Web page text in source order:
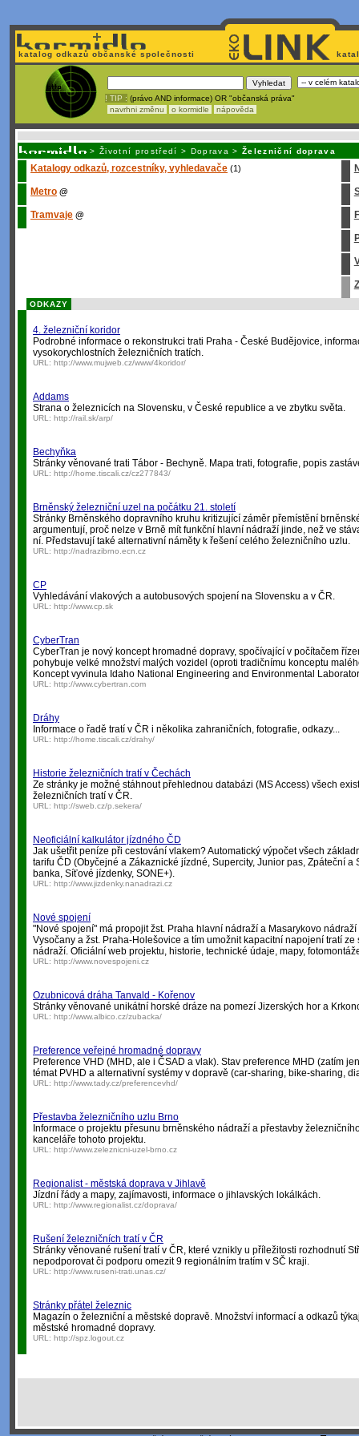
katalog odkazů občanské společnosti
! TIP : (právo AND informace) OR "občanská práva"
navrhni změnu
o kormidle nápověda
> Životní prostředí > Doprava >Železniční doprava
Katalogy odkazů, rozcestníky, vyhledavače (1)
Metro @
Tramvaje @
ODKAZY
4. železniční koridor
Podrobné informace o rekonstrukci trati Praha - České Budějovice,
vysokorychlostních železničních tratích.
URL: http://www.mujweb.cz/www/4koridor/
Addams
Strana o železnicích na Slovensku, v České republice a ve zbytku světa.
URL: http://rail.sk/arp/
Bechyňka
Stránky věnované trati Tábor - Bechyně. Mapa trati, fotografie, popis
URL: http://home.tiscali.cz/cz277843/
Brněnský železniční uzel na počátku 21. století
Stránky Brněnského dopravního kruhu kritizující záměr přemístění
argumentují, proč nelze v Brně mít funkční hlavní nádraží jinde, než ve
ní. Představují také alternativní náměty k řešení celého železničního uzlu.
URL: http://nadrazibrno.ecn.cz
CP
Vyhledávání vlakových a autobusových spojení na Slovensku a v ČR.
URL: http://www.cp.sk
CyberTran
CyberTran je nový koncept hromadné dopravy, spočívající v počítačem
pohybuje velké množství malých vozidel (oproti tradičnímu konceptu
Koncept vyvinula Idaho National Engineering and Environmental
URL: http://www.cybertran.com
Dráhy
Informace o řadě tratí v ČR i několika zahraničních, fotografie, odkazy...
URL: http://home.tiscali.cz/drahy/
Historie železničních tratí v Čechách
Ze stránky je možné stáhnout přehlednou databázi (MS Access) všech
železničních tratí v ČR.
URL: http://sweb.cz/p.sekera/
Neoficiální kalkulátor jízdného ČD
Jak ušetřit peníze při cestování vlakem? Automatický výpočet všech
tarifu ČD (Obyčejné a Zákaznické jízdné, Supercity, Junior pas, Zpáteční a
banka, Síťové jízdenky, SONE+).
URL: http://www.jizdenky.nanadrazi.cz
Nové spojení
"Nové spojení" má propojit žst. Praha hlavní nádraží a Masarykovo
Vysočany a žst. Praha-Holešovice a tím umožnit kapacitní napojení tratí
nádraží. Oficiální web projektu, historie, technické údaje, mapy,
URL: http://www.novespojeni.cz
Ozubnicová dráha Tanvald - Kořenov
Stránky věnované unikátní horské dráze na pomezí Jizerských hor a
URL: http://www.albico.cz/zubacka/
Preference veřejné hromadné dopravy
Preference VHD (MHD, ale i ČSAD a vlak). Stav preference MHD (zatím
témat PVHD a alternativní systémy v dopravě (car-sharing, bike-sharing,
URL: http://www.tady.cz/preferencevhd/
Přestavba železničního uzlu Brno
Informace o projektu přesunu brněnského nádraží a přestavby
kanceláře tohoto projektu.
URL: http://www.zeleznicni-uzel-brno.cz
Regionalist - městská doprava v Jihlavě
Jízdní řády a mapy, zajímavosti, informace o jihlavských lokálkách.
URL: http://www.regionalist.cz/doprava/
Rušení železničních tratí v ČR
Stránky věnované rušení tratí v ČR, které vznikly u příležitosti rozhodnutí
nepodporovat či podporu omezit 9 regionálním tratím v SČ kraji.
URL: http://www.ruseni-trati.unas.cz/
Stránky přátel železnic
Magazín o železniční a městské dopravě. Množství informací a odkazů
městské hromadné dopravy.
URL: http://spz.logout.cz